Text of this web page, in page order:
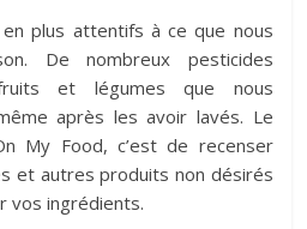
plus attentifs à ce que nous
De nombreux pesticides
et légumes que nous
après les avoir lavés. Le
My Food, c’est de recenser
et autres produits non désirés
vos ingrédients.